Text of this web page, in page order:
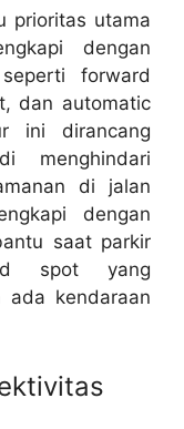
prioritas utama
dengan
forward
dan automatic
ini dirancang
menghindari
di jalan
dengan
saat parkir
spot yang
ada kendaraan